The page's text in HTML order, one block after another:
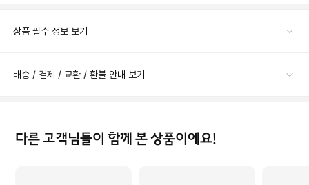
상품 필수 정보 보기
배송 / 결제 / 교환 / 환불 안내 보기
다른 고객님들이 함께 본 상품이에요!